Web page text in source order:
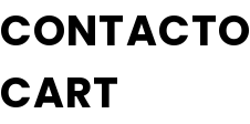
CONTACTO
CART